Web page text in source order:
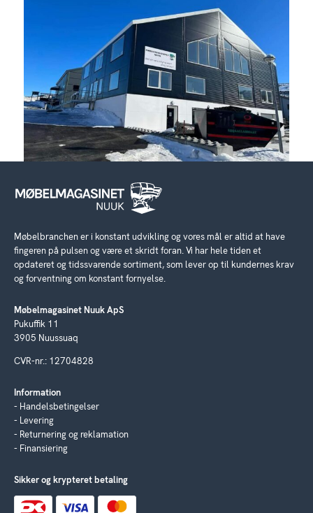
Møbelbranchen er i konstant udvikling og vores mål er altid at have
fingeren på pulsen og være et skridt foran. Vi har hele tiden et
opdateret og tidssvarende sortiment, som lever op til kundernes krav
og forventning om konstant fornyelse.
Møbelmagasinet Nuuk ApS
Pukuffik 11
3905 Nuussuaq
CVR-nr.: 12704828
Information
Handelsbetingelser
Levering
Returnering og reklamation
Finansiering
Sikker og krypteret betaling